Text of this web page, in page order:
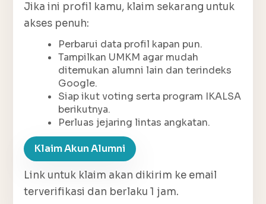
Jika ini profil kamu, klaim sekarang untuk
akses penuh:
Perbarui data profil kapan pun.
Tampilkan UMKM agar mudah
ditemukan alumni lain dan terindeks
Google.
Siap ikut voting serta program IKALSA
berikutnya.
Perluas jejaring lintas angkatan.
Klaim Akun Alumni
Link untuk klaim akan dikirim ke email
terverifikasi dan berlaku 1 jam.